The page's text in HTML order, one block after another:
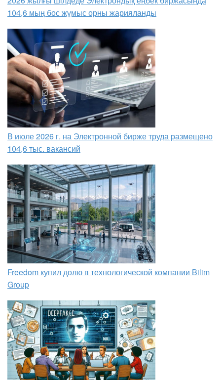
104,6 мың бос жұмыс орны жарияланды
В июле 2026 г. на Электронной бирже труда размещено
104,6 тыс. вакансий
Freedom купил долю в технологической компании Bilim
Group